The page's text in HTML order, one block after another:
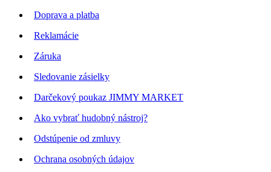
Doprava a platba
Reklamácie
Záruka
Sledovanie zásielky
Darčekový poukaz JIMMY MARKET
Ako vybrať hudobný nástroj?
Odstúpenie od zmluvy
Ochrana osobných údajov